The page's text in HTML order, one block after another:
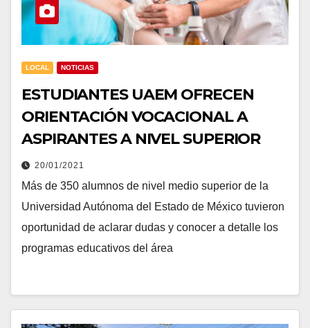
LOCAL NOTICIAS
ESTUDIANTES UAEM OFRECEN
ORIENTACIÓN VOCACIONAL A
ASPIRANTES A NIVEL SUPERIOR
20/01/2021
Más de 350 alumnos de nivel medio superior de la
Universidad Autónoma del Estado de México tuvieron
oportunidad de aclarar dudas y conocer a detalle los
programas educativos del área